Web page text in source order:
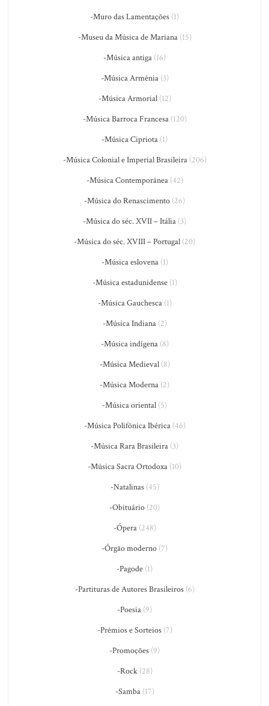
-Muro das Lamentações (1)
-Museu da Música de Mariana(15)
-Música antiga (16)
-Música Armênia(3)
-Música Armorial(12)
-Música Barroca Francesa(120)
-Música Cipriota (1)
-Música Colonial e Imperial Brasileira(206)
-Música Contemporânea(42)
-Música do Renascimento (26)
-Música do séc. XVII – Itália (3)
-Música do séc. XVIII – Portugal (20)
-Música eslovena(1)
-Música estadunidense(1)
-Música Gauchesca(1)
-Música Indiana(2)
-Música indígena(8)
-Música Medieval(8)
-Música Moderna (2)
-Música oriental (5)
-Música Polifônica Ibérica(46)
-Música Rara Brasileira (3)
-Música Sacra Ortodoxa (10)
-Natalinas(45)
-Obituário (20)
-Ópera(248)
-Órgão moderno (7)
-Pagode (1)
-Partituras de Autores Brasileiros(6)
-Poesia (9)
-Prêmios e Sorteios(7)
-Promoções (9)
-Rock(28)
-Samba(17)